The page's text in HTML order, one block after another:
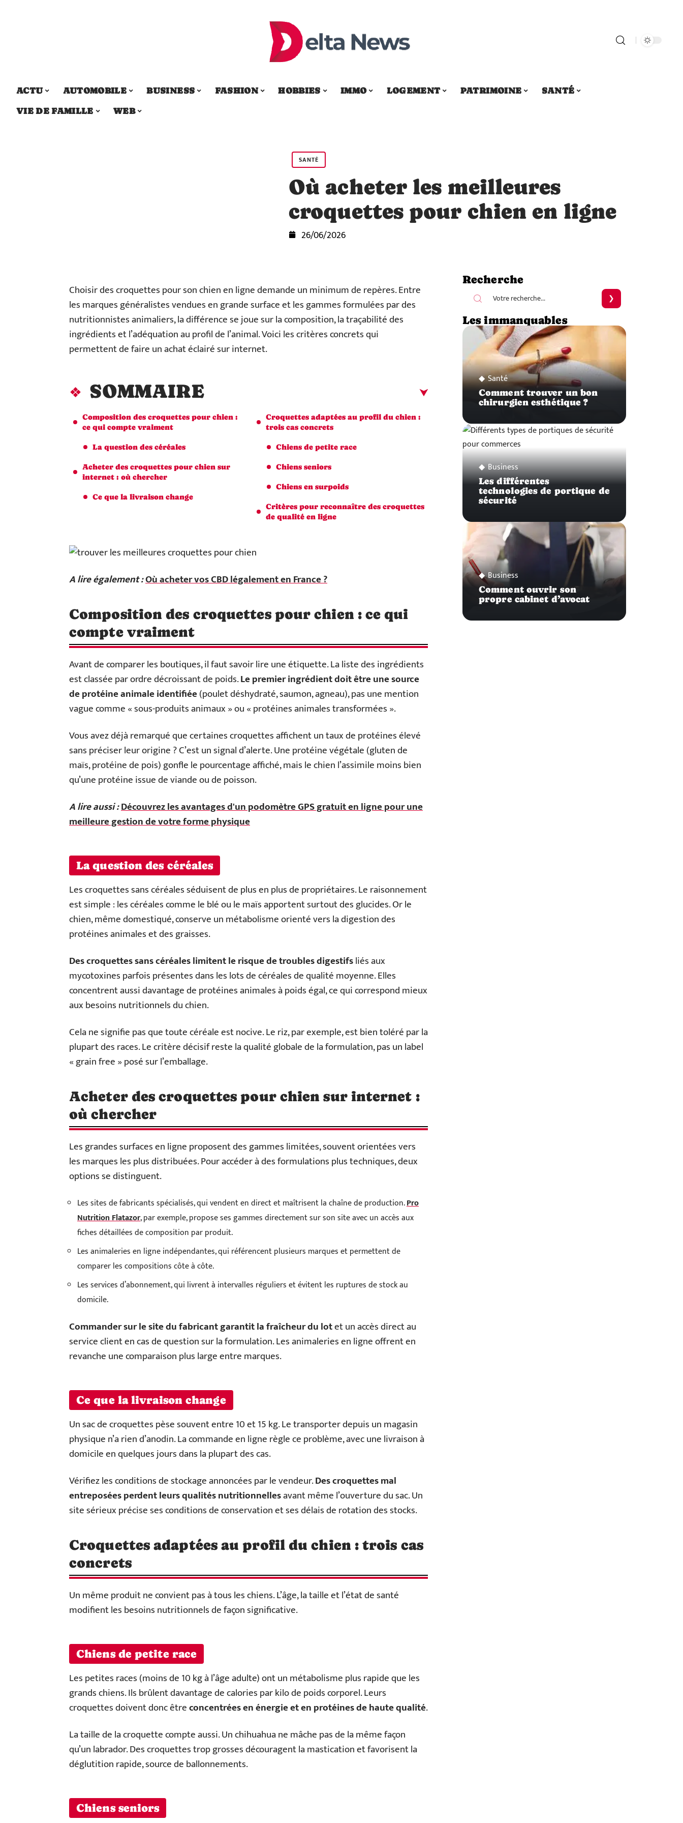
ACTU AUTOMOBILE BUSINESS FASHION HOBBIES IMMO LOGEMENT PATRIMOINE
SANTÉ
VIE DE FAMILLE
WEB
SANTÉ
Où acheter les meilleures
croquettes pour chien en ligne
26/06/2026
Choisir des croquettes pour son chien en ligne demande un minimum de repères. Entre
les marques généralistes vendues en grande surface et les gammes formulées par des
nutritionnistes animaliers, la différence se joue sur la composition, la traçabilité des
ingrédients et l’adéquation au profil de l’animal. Voici les critères concrets qui
permettent de faire un achat éclairé sur internet.
SOMMAIRE
Composition des croquettes pour chien :
ce qui compte vraiment
La question des céréales
Acheter des croquettes pour chien sur
internet : où chercher
Ce que la livraison change
Croquettes adaptées au profil du chien :
trois cas concrets
Chiens de petite race
Chiens seniors
Chiens en surpoids
Critères pour reconnaître des croquettes
de qualité en ligne
A lire également :Où acheter vos CBD légalement en France ?
Composition des croquettes pour chien : ce qui
compte vraiment
Avant de comparer les boutiques, il faut savoir lire une étiquette. La liste des ingrédients
est classée par ordre décroissant de poids.Le premier ingrédient doit être une source
de protéine animale identifiée(poulet déshydraté, saumon, agneau), pas une mention
vague comme « sous-produits animaux » ou « protéines animales transformées ».
Vous avez déjà remarqué que certaines croquettes affichent un taux de protéines élevé
sans préciser leur origine ? C’est un signal d’alerte. Une protéine végétale (gluten de
maïs, protéine de pois) gonfle le pourcentage affiché, mais le chien l’assimile moins bien
qu’une protéine issue de viande ou de poisson.
A lire aussi :Découvrez les avantages d'un podomètre GPS gratuit en ligne pour une
meilleure gestion de votre forme physique
La question des céréales
Les croquettes sans céréales séduisent de plus en plus de propriétaires. Le raisonnement
est simple : les céréales comme le blé ou le maïs apportent surtout des glucides. Or le
chien, même domestiqué, conserve un métabolisme orienté vers la digestion des
protéines animales et des graisses.
Des croquettes sans céréales limitent le risque de troubles digestifsliés aux
mycotoxines parfois présentes dans les lots de céréales de qualité moyenne. Elles
concentrent aussi davantage de protéines animales à poids égal, ce qui correspond mieux
aux besoins nutritionnels du chien.
Cela ne signifie pas que toute céréale est nocive. Le riz, par exemple, est bien toléré par la
plupart des races. Le critère décisif reste la qualité globale de la formulation, pas un label
« grain free » posé sur l’emballage.
Acheter des croquettes pour chien sur internet :
où chercher
Les grandes surfaces en ligne proposent des gammes limitées, souvent orientées vers
les marques les plus distribuées. Pour accéder à des formulations plus techniques, deux
options se distinguent.
Les sites de fabricants spécialisés, qui vendent en direct et maîtrisent la chaîne de production.Pro
Nutrition Flatazor, par exemple, propose ses gammes directement sur son site avec un accès aux
fiches détaillées de composition par produit.
Les animaleries en ligne indépendantes, qui référencent plusieurs marques et permettent de
comparer les compositions côte à côte.
Les services d’abonnement, qui livrent à intervalles réguliers et évitent les ruptures de stock au
domicile.
Commander sur le site du fabricant garantit la fraîcheur du lotet un accès direct au
service client en cas de question sur la formulation. Les animaleries en ligne offrent en
revanche une comparaison plus large entre marques.
Ce que la livraison change
Un sac de croquettes pèse souvent entre 10 et 15 kg. Le transporter depuis un magasin
physique n’a rien d’anodin. La commande en ligne règle ce problème, avec une livraison à
domicile en quelques jours dans la plupart des cas.
Vérifiez les conditions de stockage annoncées par le vendeur.Des croquettes mal
entreposées perdent leurs qualités nutritionnellesavant même l’ouverture du sac. Un
site sérieux précise ses conditions de conservation et ses délais de rotation des stocks.
Croquettes adaptées au profil du chien : trois cas
concrets
Un même produit ne convient pas à tous les chiens. L’âge, la taille et l’état de santé
modifient les besoins nutritionnels de façon significative.
Chiens de petite race
Les petites races (moins de 10 kg à l’âge adulte) ont un métabolisme plus rapide que les
grands chiens. Ils brûlent davantage de calories par kilo de poids corporel. Leurs
croquettes doivent donc êtreconcentrées en énergie et en protéines de haute qualité.
La taille de la croquette compte aussi. Un chihuahua ne mâche pas de la même façon
qu’un labrador. Des croquettes trop grosses découragent la mastication et favorisent la
déglutition rapide, source de ballonnements.
Chiens seniors
Recherche
Les immanquables
Santé
Comment trouver un bon
chirurgien esthétique ?
Business
Les différentes
technologies de portique de
sécurité
Business
Comment ouvrir son
propre cabinet d’avocat